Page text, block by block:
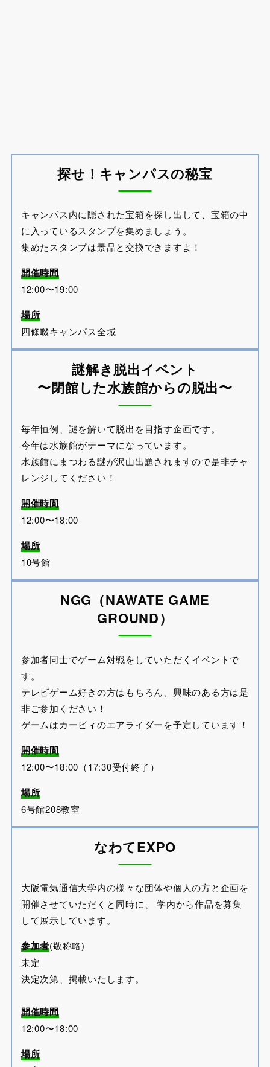
探せ！キャンパスの秘宝
キャンパス内に隠された宝箱を探し出して、宝箱の中
に入っているスタンプを集めましょう。
集めたスタンプは景品と交換できますよ！
開催時間
12:00〜19:00
場所
四條畷キャンパス全域
謎解き脱出イベント
〜閉館した水族館からの脱出〜
毎年恒例、謎を解いて脱出を目指す企画です。
今年は水族館がテーマになっています。
水族館にまつわる謎が沢山出題されますので是非チャ
レンジしてください！
開催時間
12:00〜18:00
場所
10号館
NGG（NAWATE GAME
GROUND）
参加者同士でゲーム対戦をしていただくイベントで
す。
テレビゲーム好きの方はもちろん、興味のある方は是
非ご参加ください！
ゲームはカービィのエアライダーを予定しています！
開催時間
12:00〜18:00（17:30受付終了）
場所
6号館208教室
なわてEXPO
大阪電気通信大学内の様々な団体や個人の方と企画を
開催させていただくと同時に、 学内から作品を募集
して展示しています。
参加者(敬称略)
未定
決定次第、掲載いたします。
開催時間
12:00〜18:00
場所